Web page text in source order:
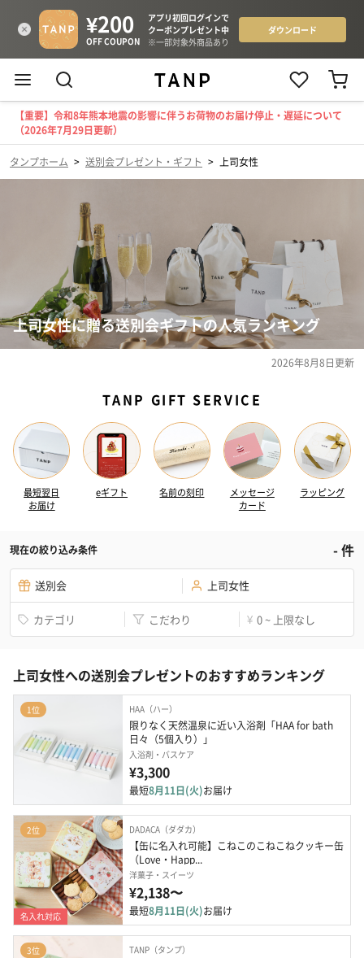
【重要】令和8年熊本地震の影響に伴うお荷物のお届け停止・遅延について
（2026年7月29日更新）
タンプホーム > 送別会プレゼント・ギフト > 上司女性
上司女性に贈る送別会ギフトの人気ランキング
2026年8月8日更新
TANP GIFT SERVICE
最短翌日
お届け
eギフト 名前の刻印
メッセージ
カード
ラッピング
現在の絞り込み条件 -件
送別会 上司女性
カテゴリ こだわり ¥ 0 ~ 上限なし
上司女性への送別会プレゼントのおすすめランキング
1位 HAA（ハー）
限りなく天然温泉に近い入浴剤「HAA for bath
日々（5個入り）」
入浴剤・バスケア
¥3,300
最短8月11日(火)お届け
2位
名入れ対応
DADACA（ダダカ）
【缶に名入れ可能】こねこのこねこねクッキー缶
（Love・Happ...
洋菓子・スイーツ
¥2,138〜
最短8月11日(火)お届け
3位 TANP（タンプ）